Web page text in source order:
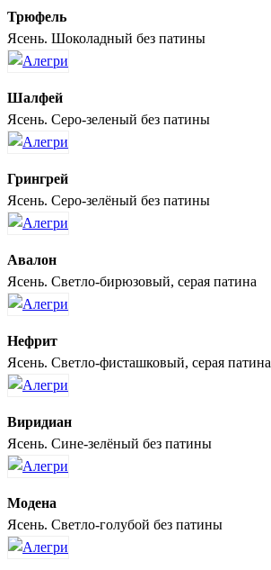
Трюфель
Ясень. Шоколадный без патины
Шалфей
Ясень. Серо-зеленый без патины
Грингрей
Ясень. Серо-зелёный без патины
Авалон
Ясень. Светло-бирюзовый, серая патина
Нефрит
Ясень. Светло-фисташковый, серая патина
Виридиан
Ясень. Сине-зелёный без патины
Модена
Ясень. Светло-голубой без патины